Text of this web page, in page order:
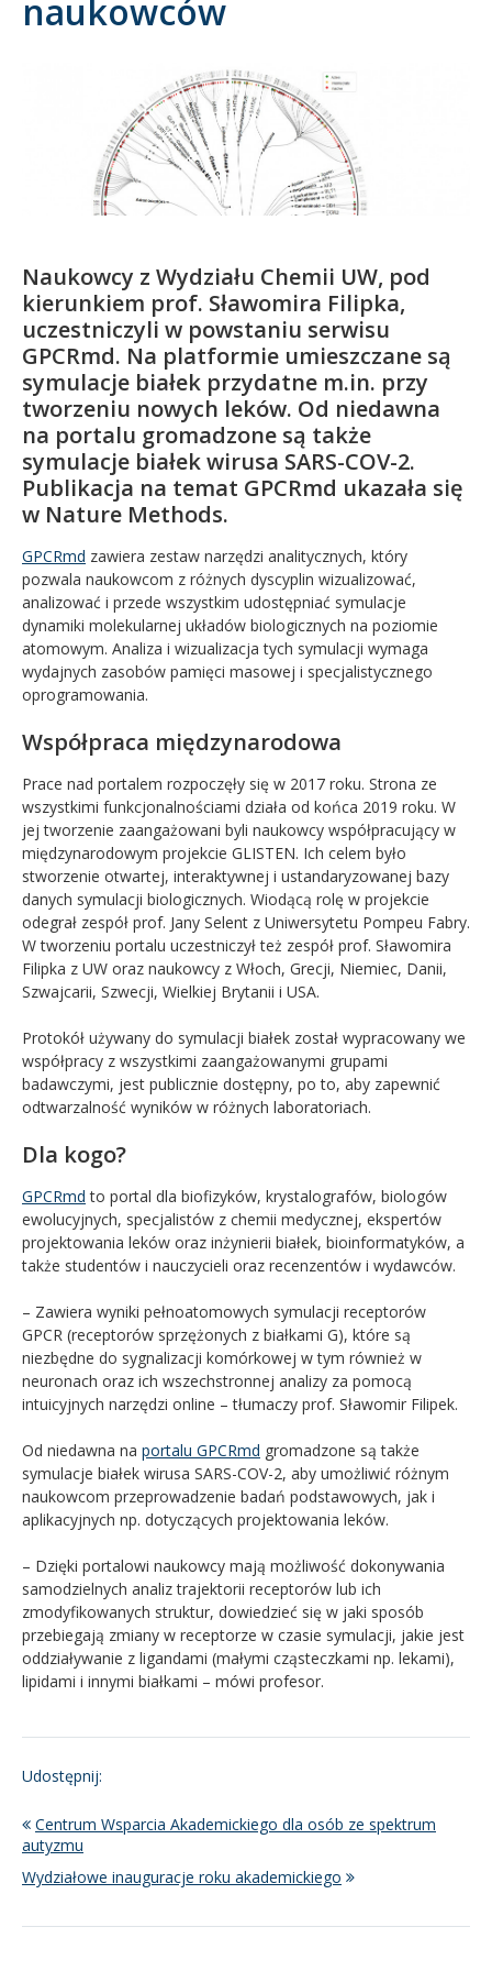
naukowców
Naukowcy z Wydziału Chemii UW, pod
kierunkiem prof. Sławomira Filipka,
uczestniczyli w powstaniu serwisu
GPCRmd. Na platformie umieszczane są
symulacje białek przydatne m.in. przy
tworzeniu nowych leków. Od niedawna
na portalu gromadzone są także
symulacje białek wirusa SARS-COV-2.
Publikacja na temat GPCRmd ukazała się
w Nature Methods.
GPCRmd zawiera zestaw narzędzi analitycznych, który
pozwala naukowcom z różnych dyscyplin wizualizować,
analizować i przede wszystkim udostępniać symulacje
dynamiki molekularnej układów biologicznych na poziomie
atomowym. Analiza i wizualizacja tych symulacji wymaga
wydajnych zasobów pamięci masowej i specjalistycznego
oprogramowania.
Współpraca międzynarodowa
Prace nad portalem rozpoczęły się w 2017 roku. Strona ze
wszystkimi funkcjonalnościami działa od końca 2019 roku. W
jej tworzenie zaangażowani byli naukowcy współpracujący w
międzynarodowym projekcie GLISTEN. Ich celem było
stworzenie otwartej, interaktywnej i ustandaryzowanej bazy
danych symulacji biologicznych. Wiodącą rolę w projekcie
odegrał zespół prof. Jany Selent z Uniwersytetu Pompeu Fabry.
W tworzeniu portalu uczestniczył też zespół prof. Sławomira
Filipka z UW oraz naukowcy z Włoch, Grecji, Niemiec, Danii,
Szwajcarii, Szwecji, Wielkiej Brytanii i USA.
Protokół używany do symulacji białek został wypracowany we
współpracy z wszystkimi zaangażowanymi grupami
badawczymi, jest publicznie dostępny, po to, aby zapewnić
odtwarzalność wyników w różnych laboratoriach.
Dla kogo?
GPCRmd to portal dla biofizyków, krystalografów, biologów
ewolucyjnych, specjalistów z chemii medycznej, ekspertów
projektowania leków oraz inżynierii białek, bioinformatyków, a
także studentów i nauczycieli oraz recenzentów i wydawców.
– Zawiera wyniki pełnoatomowych symulacji receptorów
GPCR (receptorów sprzężonych z białkami G), które są
niezbędne do sygnalizacji komórkowej w tym również w
neuronach oraz ich wszechstronnej analizy za pomocą
intuicyjnych narzędzi online – tłumaczy prof. Sławomir Filipek.
Od niedawna na portalu GPCRmd gromadzone są także
symulacje białek wirusa SARS-COV-2, aby umożliwić różnym
naukowcom przeprowadzenie badań podstawowych, jak i
aplikacyjnych np. dotyczących projektowania leków.
– Dzięki portalowi naukowcy mają możliwość dokonywania
samodzielnych analiz trajektorii receptorów lub ich
zmodyfikowanych struktur, dowiedzieć się w jaki sposób
przebiegają zmiany w receptorze w czasie symulacji, jakie jest
oddziaływanie z ligandami (małymi cząsteczkami np. lekami),
lipidami i innymi białkami – mówi profesor.
Udostępnij:
Centrum Wsparcia Akademickiego dla osób ze spektrum
autyzmu
Wydziałowe inauguracje roku akademickiego